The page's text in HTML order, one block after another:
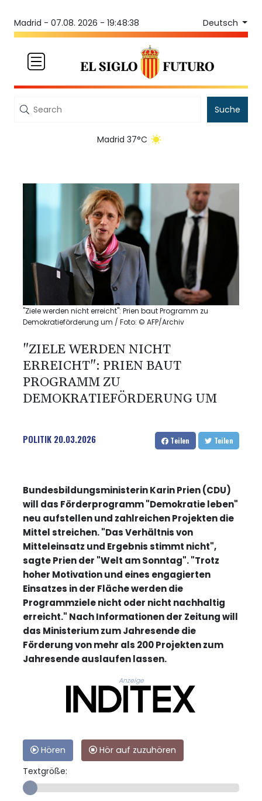
Madrid - 07.08. 2026 - 19:48:38 Deutsch
Suche
Madrid 37°C
"Ziele werden nicht erreicht": Prien baut Programm zu
Demokratieförderung um / Foto: © AFP/Archiv
"ZIELE WERDEN NICHT
ERREICHT": PRIEN BAUT
PROGRAMM ZU
DEMOKRATIEFÖRDERUNG UM
POLITIK 20.03.2026 Teilen Teilen
Bundesbildungsministerin Karin Prien (CDU)
will das Förderprogramm "Demokratie leben"
neu aufstellen und zahlreichen Projekten die
Mittel streichen. "Das Verhältnis von
Mitteleinsatz und Ergebnis stimmt nicht",
sagte Prien der "Welt am Sonntag". "Trotz
hoher Motivation und eines engagierten
Einsatzes in der Fläche werden die
Programmziele nicht oder nicht nachhaltig
erreicht." Nach Informationen der Zeitung will
das Ministerium zum Jahresende die
Förderung von mehr als 200 Projekten zum
Jahresende auslaufen lassen.
Anzeige
Hören
Hör auf zuzuhören
Textgröße: